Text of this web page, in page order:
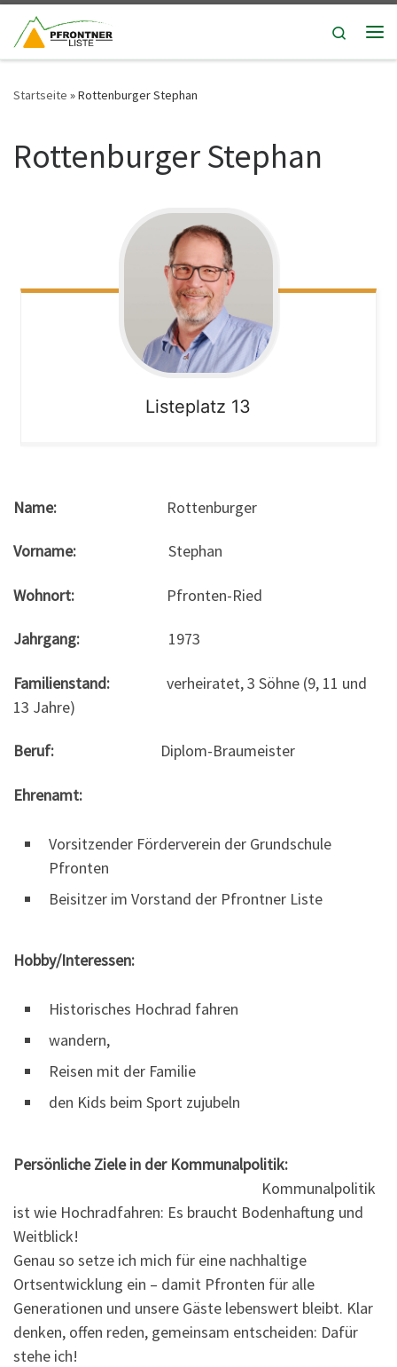
Zum Inhalt springen
Search
Startseite »Rottenburger Stephan
Rottenburger Stephan
Listeplatz 13
Name: Rottenburger
Vorname: Stephan
Wohnort: Pfronten-Ried
Jahrgang: 1973
Familienstand: verheiratet, 3 Söhne (9, 11 und
13 Jahre)
Beruf: Diplom-Braumeister
Ehrenamt:
Vorsitzender Förderverein der Grundschule
Pfronten
Beisitzer im Vorstand der Pfrontner Liste
Hobby/Interessen:
Historisches Hochrad fahren
wandern,
Reisen mit der Familie
den Kids beim Sport zujubeln
Persönliche Ziele in der Kommunalpolitik:
Kommunalpolitik
ist wie Hochradfahren: Es braucht Bodenhaftung und
Weitblick!
Genau so setze ich mich für eine nachhaltige
Ortsentwicklung ein – damit Pfronten für alle
Generationen und unsere Gäste lebenswert bleibt. Klar
denken, offen reden, gemeinsam entscheiden: Dafür
stehe ich!